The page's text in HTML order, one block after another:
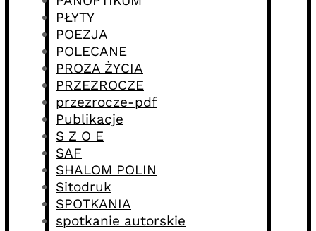
PŁYTY
POEZJA
POLECANE
PROZA ŻYCIA
PRZEZROCZE
przezrocze-pdf
Publikacje
S Z O E
SAF
SHALOM POLIN
Sitodruk
SPOTKANIA
spotkanie autorskie